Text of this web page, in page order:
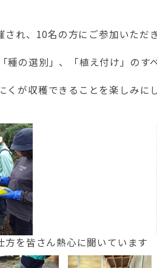
れ、10名の方にご参加いた
の選別」、「植え付け」のす
が収穫できることを楽しみに
を皆さん熱心に聞いています